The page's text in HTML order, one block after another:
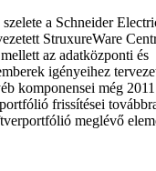
a Schneider
StruxureWare
az adatközponti és
igényeihez
komponensei még
frissítései
meglévő